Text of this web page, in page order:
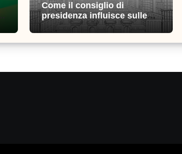
Come il consiglio di
presidenza influisce sulle
decisioni della giustizia
amministrativa